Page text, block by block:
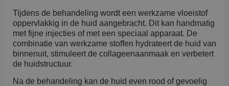
Tijdens de behandeling wordt een werkzame vloeistof
oppervlakkig in de huid aangebracht. Dit kan handmatig
met fijne injecties of met een speciaal apparaat. De
combinatie van werkzame stoffen hydrateert de huid van
binnenuit, stimuleert de collageenaanmaak en verbetert
de huidstructuur.
Na de behandeling kan de huid even rood of gevoelig